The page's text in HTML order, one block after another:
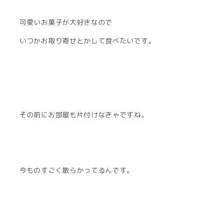
可愛いお菓子が大好きなので
いつかお取り寄せとかして食べたいです。
その前にお部屋も片付けなきゃですね。
今ものすごく散らかってるんです。